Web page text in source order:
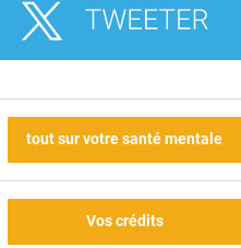
tout sur votre santé mentale
Vos crédits